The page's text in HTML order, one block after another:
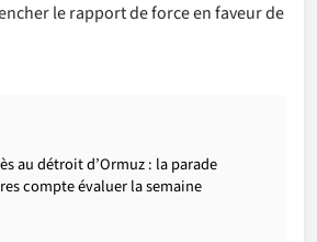
le rapport de force en faveur de
au détroit d’Ormuz : la parade
compte évaluer la semaine